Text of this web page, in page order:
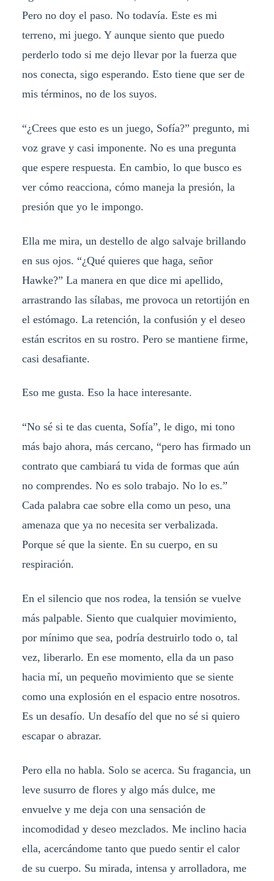
Pero no doy el paso. No todavía. Este es mi
terreno, mi juego. Y aunque siento que puedo
perderlo todo si me dejo llevar por la fuerza que
nos conecta, sigo esperando. Esto tiene que ser de
mis términos, no de los suyos.
“¿Crees que esto es un juego, Sofía?” pregunto, mi
voz grave y casi imponente. No es una pregunta
que espere respuesta. En cambio, lo que busco es
ver cómo reacciona, cómo maneja la presión, la
presión que yo le impongo.
Ella me mira, un destello de algo salvaje brillando
en sus ojos. “¿Qué quieres que haga, señor
Hawke?” La manera en que dice mi apellido,
arrastrando las sílabas, me provoca un retortijón en
el estómago. La retención, la confusión y el deseo
están escritos en su rostro. Pero se mantiene firme,
casi desafiante.
Eso me gusta. Eso la hace interesante.
“No sé si te das cuenta, Sofía”, le digo, mi tono
más bajo ahora, más cercano, “pero has firmado un
contrato que cambiará tu vida de formas que aún
no comprendes. No es solo trabajo. No lo es.”
Cada palabra cae sobre ella como un peso, una
amenaza que ya no necesita ser verbalizada.
Porque sé que la siente. En su cuerpo, en su
respiración.
En el silencio que nos rodea, la tensión se vuelve
más palpable. Siento que cualquier movimiento,
por mínimo que sea, podría destruirlo todo o, tal
vez, liberarlo. En ese momento, ella da un paso
hacia mí, un pequeño movimiento que se siente
como una explosión en el espacio entre nosotros.
Es un desafío. Un desafío del que no sé si quiero
escapar o abrazar.
Pero ella no habla. Solo se acerca. Su fragancia, un
leve susurro de flores y algo más dulce, me
envuelve y me deja con una sensación de
incomodidad y deseo mezclados. Me inclino hacia
ella, acercándome tanto que puedo sentir el calor
de su cuerpo. Su mirada, intensa y arrolladora, me